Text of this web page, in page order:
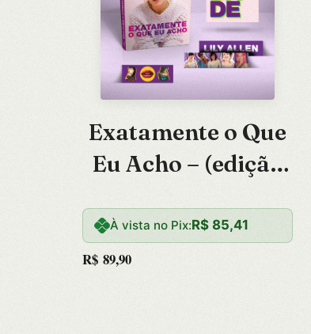
Exatamente o Que
Eu Acho – (edição
Brindes
Exclusivos)
À vista no Pix:R$ 85,41
R$ 89,90